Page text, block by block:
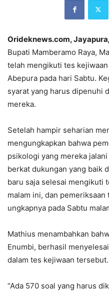
Orideknews.com, Jayapura,
Bupati Mamberamo Raya,
telah mengikuti tes
Abepura pada hari Sabtu.
syarat yang harus dipenuhi
mereka.
Setelah hampir seharian
mengungkapkan bahwa
psikologi yang mereka
berkat dukungan yang baik
baru saja selesai mengikuti
malam ini, dan pemeriksaan
ungkapnya pada Sabtu
Mathius menambahkan
Enumbi, berhasil
dalam tes kejiwaan tersebut.
“Ada 570 soal yang harus